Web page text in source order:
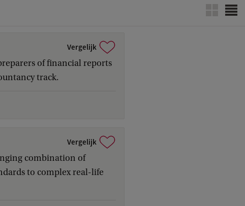
Vergelijk
of financial reports
track.
Vergelijk
combination of
to complex real-life